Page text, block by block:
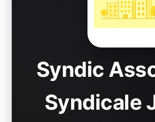
Syndic
Syndicale